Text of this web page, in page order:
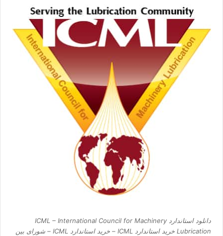
دانلود استاندارد ICML – International Council for Machinery
Lubrication خرید استاندارد ICML – خرید استاندارد ICML – شورای بین